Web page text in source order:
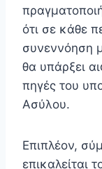
ότι σε κάθε
συνεννόηση
θα υπάρξει
πηγές του
Ασύλου.
Επιπλέον,